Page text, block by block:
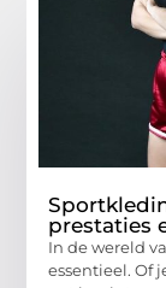
prestaties
In de wereld
essentieel. Of